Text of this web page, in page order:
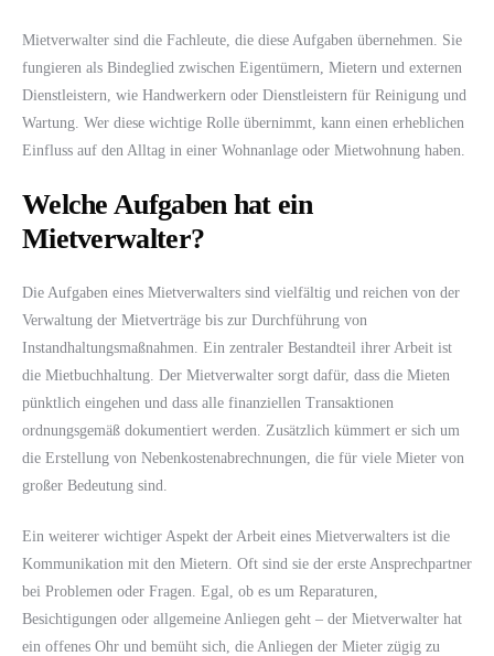
Mietverwalter sind die Fachleute, die diese Aufgaben übernehmen. Sie
fungieren als Bindeglied zwischen Eigentümern, Mietern und externen
Dienstleistern, wie Handwerkern oder Dienstleistern für Reinigung und
Wartung. Wer diese wichtige Rolle übernimmt, kann einen erheblichen
Einfluss auf den Alltag in einer Wohnanlage oder Mietwohnung haben.
Welche Aufgaben hat ein
Mietverwalter?
Die Aufgaben eines Mietverwalters sind vielfältig und reichen von der
Verwaltung der Mietverträge bis zur Durchführung von
Instandhaltungsmaßnahmen. Ein zentraler Bestandteil ihrer Arbeit ist
die Mietbuchhaltung. Der Mietverwalter sorgt dafür, dass die Mieten
pünktlich eingehen und dass alle finanziellen Transaktionen
ordnungsgemäß dokumentiert werden. Zusätzlich kümmert er sich um
die Erstellung von Nebenkostenabrechnungen, die für viele Mieter von
großer Bedeutung sind.
Ein weiterer wichtiger Aspekt der Arbeit eines Mietverwalters ist die
Kommunikation mit den Mietern. Oft sind sie der erste Ansprechpartner
bei Problemen oder Fragen. Egal, ob es um Reparaturen,
Besichtigungen oder allgemeine Anliegen geht – der Mietverwalter hat
ein offenes Ohr und bemüht sich, die Anliegen der Mieter zügig zu